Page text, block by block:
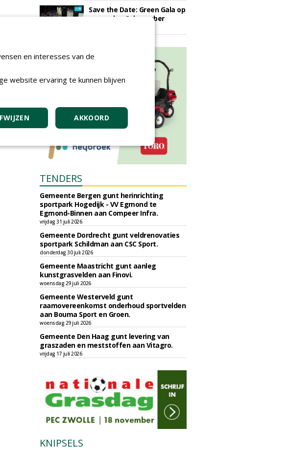
Save the Date: Green Gala op
woensdag 2 december
TENDERS
Gemeente Bergen gunt herinrichting
sportpark Hogedijk - VV Egmond te
Egmond-Binnen aan Compeer Infra.
vrijdag 31 juli 2026
Gemeente Dordrecht gunt veldrenovaties
sportpark Schildman aan CSC Sport.
donderdag 30 juli 2026
Gemeente Maastricht gunt aanleg
kunstgrasvelden aan Finovi.
woensdag 29 juli 2026
Gemeente Westerveld gunt
raamovereenkomst onderhoud sportvelden
aan Bouma Sport en Groen.
woensdag 29 juli 2026
Gemeente Den Haag gunt levering van
graszaden en meststoffen aan Vitagro.
vrijdag 17 juli 2026
KNIPSELS
en interesses van de
website ervaring te kunnen blijven
AKKOORD